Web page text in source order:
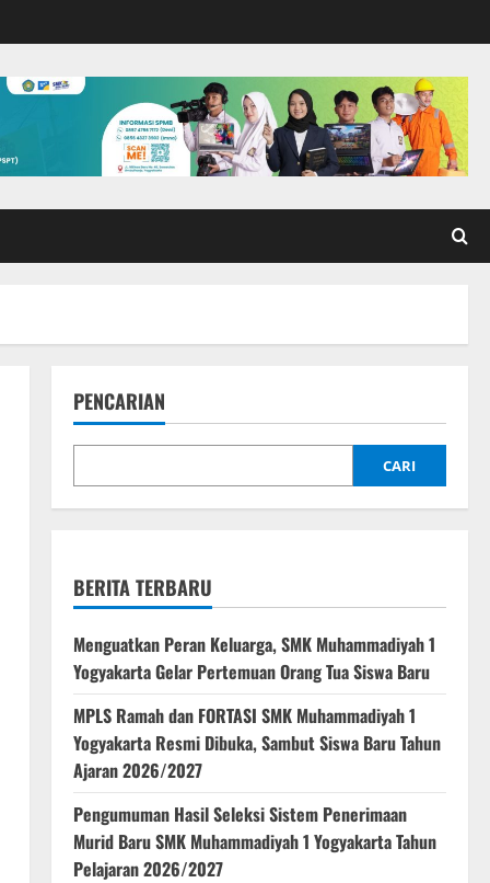
PENCARIAN
CARI
BERITA TERBARU
Menguatkan Peran Keluarga, SMK Muhammadiyah 1
Yogyakarta Gelar Pertemuan Orang Tua Siswa Baru
MPLS Ramah dan FORTASI SMK Muhammadiyah 1
Yogyakarta Resmi Dibuka, Sambut Siswa Baru Tahun
Ajaran 2026/2027
Pengumuman Hasil Seleksi Sistem Penerimaan
Murid Baru SMK Muhammadiyah 1 Yogyakarta Tahun
Pelajaran 2026/2027